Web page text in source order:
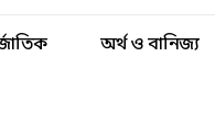
অর্থ ও বানিজ্য